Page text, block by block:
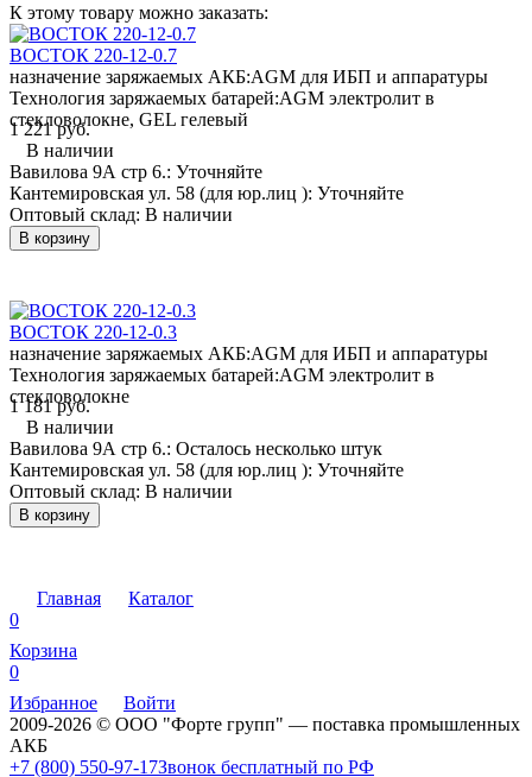
К этому товару можно заказать:
ВОСТОК 220-12-0.7
назначение заряжаемых АКБ:AGM для ИБП и аппаратуры
Технология заряжаемых батарей:AGM электролит в
стекловолокне, GEL гелевый
1 221 руб.
В наличии
Вавилова 9А стр 6.: Уточняйте
Кантемировская ул. 58 (для юр.лиц ): Уточняйте
Оптовый склад: В наличии
В корзину
ВОСТОК 220-12-0.3
назначение заряжаемых АКБ:AGM для ИБП и аппаратуры
Технология заряжаемых батарей:AGM электролит в
стекловолокне
1 181 руб.
В наличии
Вавилова 9А стр 6.: Осталось несколько штук
Кантемировская ул. 58 (для юр.лиц ): Уточняйте
Оптовый склад: В наличии
В корзину
Главная
Каталог
0
Корзина
0
Избранное
Войти
2009-2026 © ООО "Форте групп" — поставка промышленных
АКБ
+7 (800) 550-97-17Звонок бесплатный по РФ